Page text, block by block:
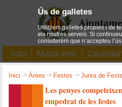
Inici Mapa web
Inici ->Àrees -> Festes ->Junta de
Les penyes
empedrat de les festes
Ús de galletes
Utilitzem galletes pròpies i de
els nostres serveis. Si
considerem que n’accepteu l’ús.